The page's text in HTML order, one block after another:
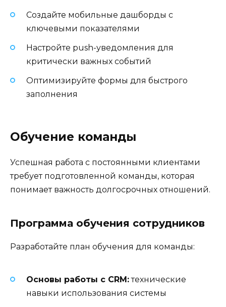
Создайте мобильные дашборды с
ключевыми показателями
Настройте push-уведомления для
критически важных событий
Оптимизируйте формы для быстрого
заполнения
Обучение команды
Успешная работа с постоянными клиентами
требует подготовленной команды, которая
понимает важность долгосрочных отношений.
Программа обучения сотрудников
Разработайте план обучения для команды:
Основы работы с CRM:технические
навыки использования системы